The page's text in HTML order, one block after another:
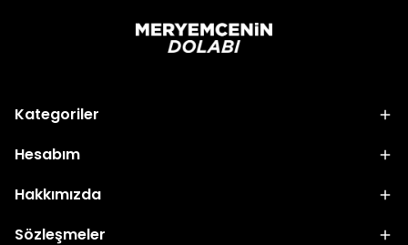
Kategoriler
Hesabım
Hakkımızda
Sözleşmeler